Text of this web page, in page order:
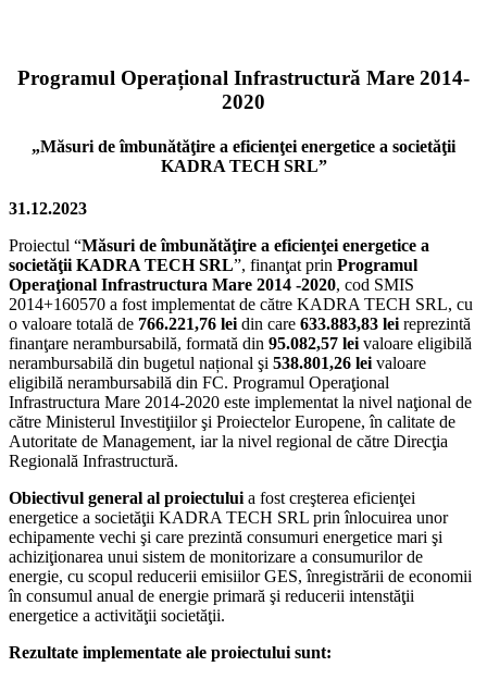
Programul Operațional Infrastructură Mare 2014-
2020
„Măsuri de îmbunătăţire a eficienţei energetice a societăţii
KADRA TECH SRL”
31.12.2023
Proiectul “Măsuri de îmbunătăţire a eficienţei energetice a
societăţii KADRA TECH SRL”, finanţat prin Programul
Operaţional Infrastructura Mare 2014 -2020, cod SMIS
2014+160570 a fost implementat de către KADRA TECH SRL, cu
o valoare totală de 766.221,76 lei din care 633.883,83 lei reprezintă
finanţare nerambursabilă, formată din 95.082,57 lei valoare eligibilă
nerambursabilă din bugetul național şi 538.801,26 lei valoare
eligibilă nerambursabilă din FC. Programul Operaţional
Infrastructura Mare 2014-2020 este implementat la nivel naţional de
către Ministerul Investiţiilor şi Proiectelor Europene, în calitate de
Autoritate de Management, iar la nivel regional de către Direcţia
Regională Infrastructură.
Obiectivul general al proiectului a fost creşterea eficienţei
energetice a societăţii KADRA TECH SRL prin înlocuirea unor
echipamente vechi şi care prezintă consumuri energetice mari şi
achiziţionarea unui sistem de monitorizare a consumurilor de
energie, cu scopul reducerii emisiilor GES, înregistrării de economii
în consumul anual de energie primară şi reducerii intenstăţii
energetice a activităţii societăţii.
Rezultate implementate ale proiectului sunt: